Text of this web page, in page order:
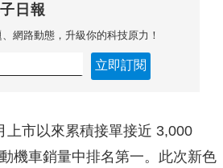
日報
網路動態，升級你的科技原力！
立即訂閱
上市以來累積接單接近 3,000
機車銷量中排名第一。此次新色